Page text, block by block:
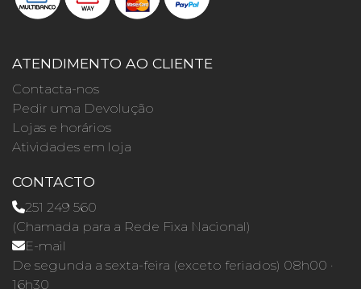
ATENDIMENTO AO CLIENTE
Contacta-nos
Pedir uma Devolução
Lojas e horários
Atividades em loja
CONTACTO
251 249 560
(Chamada para a Rede Fixa Nacional)
E-mail
De segunda a sexta-feira (exceto feriados) 08h00 ·
16h30